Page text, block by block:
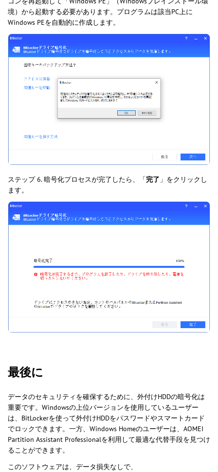
境）から起動する必要があります。プログラムは該当PC上に
Windows PEを自動的に作成します。
ステップ 6. 暗号化プロセスが完了したら、「完了 」をクリックし
ます。
最後に
データのセキュリティを確保するために、外付けHDDの暗号化は
重要です。Windowsの上位バージョンを使用しているユーザー
は、BitLockerを使って外付けHDDをパスワードやスマートカード
でロックできます。一方、Windows Homeのユーザーは、AOMEI
Partition Assistant Professionalを利用して最適な代替手段を見つけ
ることができます。
このソフトウェアは、データ損失なしで、